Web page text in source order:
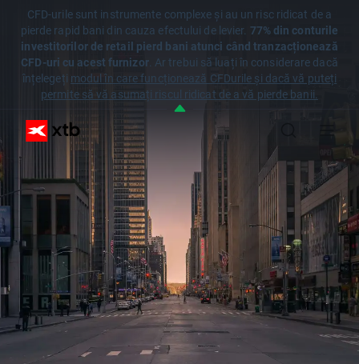
CFD-urile sunt instrumente complexe și au un risc ridicat de a
pierde rapid bani din cauza efectului de levier. 77% din conturile
investitorilor de retail pierd bani atunci când tranzacționează
CFD-uri cu acest furnizor. Ar trebui să luați în considerare dacă
înțelegeți modul în care funcționează CFDurile și dacă vă puteți
permite să vă asumați riscul ridicat de a vă pierde banii.